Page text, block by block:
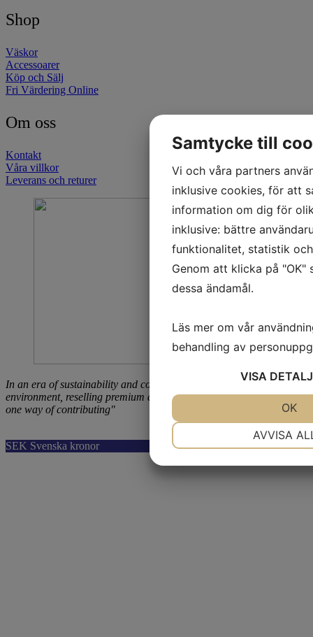
Shop
Väskor
Accessoarer
Köp och Sälj
Fri Värdering Online
Om oss
Kontakt
Våra villkor
Leverans och returer
In an era of sustainability and consciousness about our
environment, reselling premium accessories hiding in your closets is
one way of contributing"
SEK Svenska kronor
Samtycke till
Vi och våra partners
inklusive cookies, för att
information om dig för
inklusive: bättre
funktionalitet, statistik
Genom att klicka på "OK"
dessa ändamål.
Läs mer om vår
behandling av
VISA
AVVISA
OK